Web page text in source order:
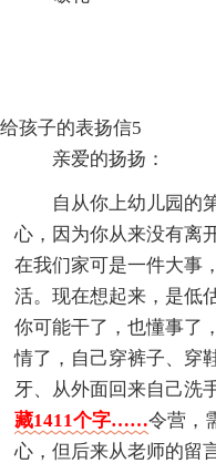
给孩子的表扬信5
亲爱的扬扬：
自从你上幼儿园的
心，因为你从来没有离
在我们家可是一件大事
活。现在想起来，是低
你可能干了，也懂事了
情了，自己穿裤子、穿
牙、从外面回来自己洗
藏1411个字……令营，
心，但后来从老师的留